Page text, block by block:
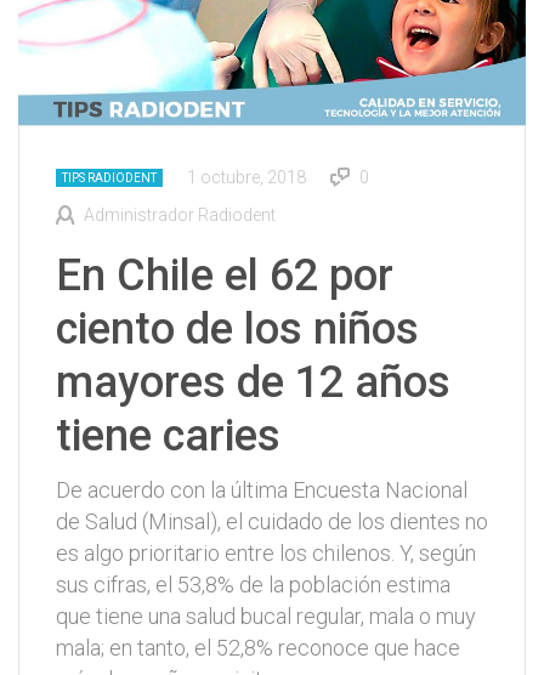
TIPS RADIODENT 1 octubre, 2018
0
Administrador Radiodent
En Chile el 62 por
ciento de los niños
mayores de 12 años
tiene caries
De acuerdo con la última Encuesta Nacional
de Salud (Minsal), el cuidado de los dientes no
es algo prioritario entre los chilenos. Y, según
sus cifras, el 53,8% de la población estima
que tiene una salud bucal regular, mala o muy
mala; en tanto, el 52,8% reconoce que hace